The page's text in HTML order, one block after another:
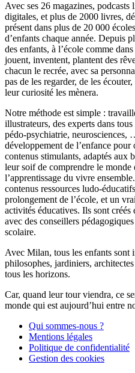
Avec ses 26 magazines,
digitales, et plus de 2000 livres,
présent dans plus de 20 000
d’enfants chaque année. Depuis
des enfants, à l’école comme
jouent, inventent, plantent des
chacun le recrée, avec sa
pas de les regarder, de les
leur curiosité les mènera.
Notre méthode est simple :
illustrateurs, des experts dans
pédo-psychiatrie, neurosciences,
développement de l’enfance pour
contenus stimulants, adaptés aux
leur soif de comprendre le monde
l’apprentissage du vivre
contenus ressources ludo-
prolongement de l’école, et un
activités éducatives. Ils sont
avec des conseillers
scolaire.
Avec Milan, tous les enfants sont
philosophes, jardiniers,
tous les horizons.
Car, quand leur tour viendra, ce
monde qui est aujourd’hui entre
Qui sommes-nous ?
Mentions légales
Politique de confidentialité
Gestion des cookies